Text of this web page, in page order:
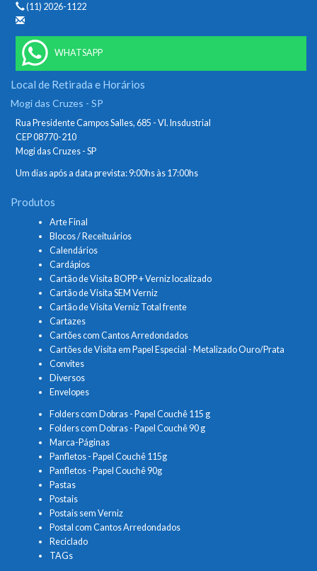
(11) 2026-1122
WHATSAPP
Local de Retirada e Horários
Mogi das Cruzes - SP
Rua Presidente Campos Salles, 685 - Vl. Insdustrial
CEP 08770-210
Mogi das Cruzes - SP
Um dias após a data prevista: 9:00hs às 17:00hs
Produtos
Arte Final
Blocos / Receituários
Calendários
Cardápios
Cartão de Visita BOPP + Verniz localizado
Cartão de Visita SEM Verniz
Cartão de Visita Verniz Total frente
Cartazes
Cartões com Cantos Arredondados
Cartões de Visita em Papel Especial - Metalizado Ouro/Prata
Convites
Diversos
Envelopes
Folders com Dobras - Papel Couchê 115 g
Folders com Dobras - Papel Couchê 90 g
Marca-Páginas
Panfletos - Papel Couchê 115g
Panfletos - Papel Couchê 90g
Pastas
Postais
Postais sem Verniz
Postal com Cantos Arredondados
Reciclado
TAGs